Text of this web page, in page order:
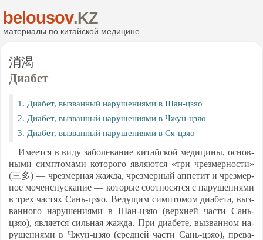
belousov.KZ
ма­те­ри­алы по ки­тай­ской ме­ди­ци­не
消渴
Ди­абет
1. Ди­абет, выз­ван­ный на­ру­ше­ни­ями в Шан-цзяо
2. Ди­абет, выз­ван­ный на­ру­ше­ни­ями в Чжун-цзяо
3. Ди­абет, выз­ван­ный на­ру­ше­ни­ями в Ся-цзяо
Име­ет­ся в ви­ду за­бо­ле­ва­ние ки­тай­ской ме­ди­ци­ны, ос­нов­
ны­ми симп­то­ма­ми ко­то­ро­го яв­ля­ют­ся «три чрез­мер­нос­ти»
(三多) — чрез­мер­ная жаж­да, чрез­мер­ный ап­пе­тит и чрез­мер­
ное мо­че­ис­пус­ка­ние — ко­то­рые со­от­но­сят­ся с на­ру­ше­ни­ями
в трех час­тях Сань-цзяо. Ве­ду­щим симп­то­мом ди­абе­та, выз­
ван­но­го на­ру­ше­ни­ями в Шан-цзяо (верх­ней час­ти Сань-
цзяо), яв­ля­ет­ся силь­ная жаж­да. При ди­абе­те, выз­ван­ном на­
ру­ше­ни­ями в Чжун-цзяо (сред­ней час­ти Сань-цзяо), пре­ва­